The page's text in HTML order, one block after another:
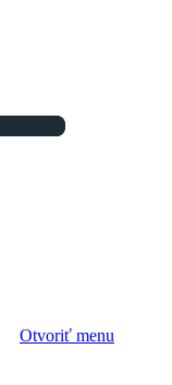
Otvoriť menu